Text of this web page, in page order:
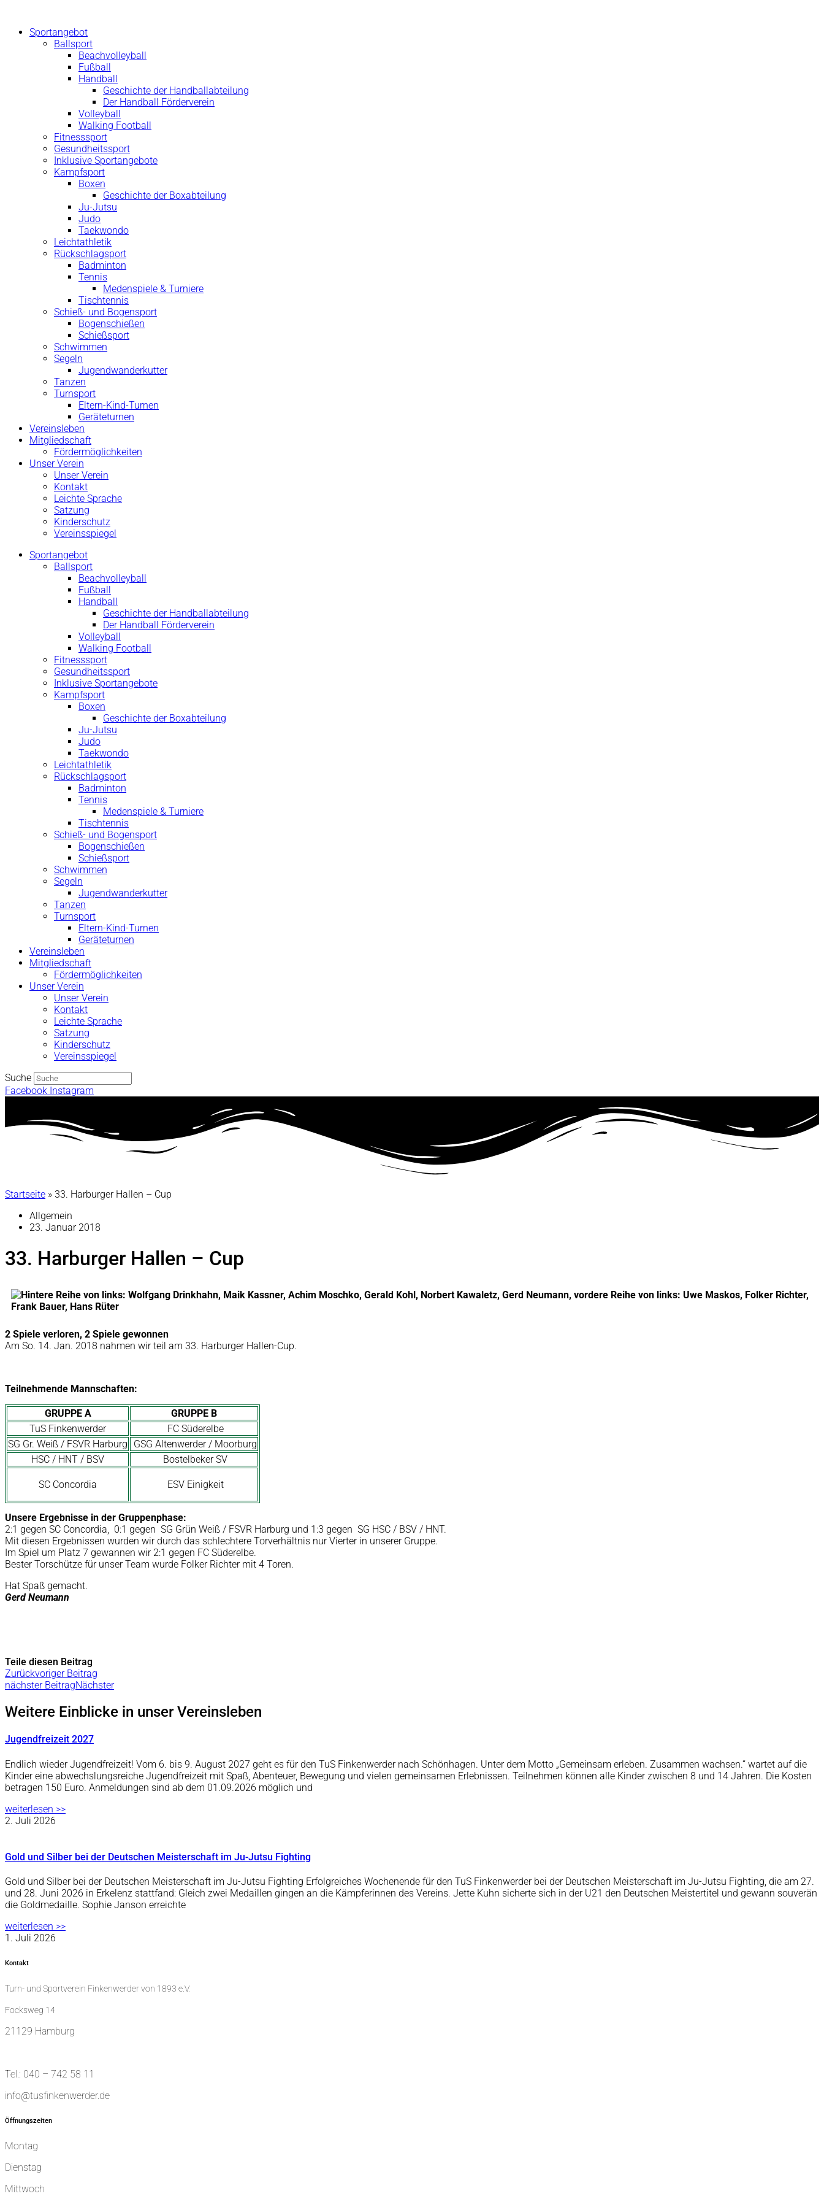
springenSportangebot
Ballsport
Beachvolleyball
Fußball
Handball
Geschichte der Handballabteilung
Der Handball Förderverein
Volleyball
Walking Football
Fitnesssport
Gesundheitssport
Inklusive Sportangebote
Kampfsport
Boxen
Geschichte der Boxabteilung
Ju-Jutsu
Judo
Taekwondo
Leichtathletik
Rückschlagsport
Badminton
Tennis
Medenspiele & Turniere
Tischtennis
Schieß- und Bogensport
Bogenschießen
Schießsport
Schwimmen
Segeln
Jugendwanderkutter
Tanzen
Turnsport
Eltern-Kind-Turnen
Geräteturnen
Vereinsleben
Mitgliedschaft
Fördermöglichkeiten
Unser Verein
Unser Verein
Kontakt
Leichte Sprache
Satzung
Kinderschutz
Vereinsspiegel
Sportangebot
Ballsport
Beachvolleyball
Fußball
Handball
Geschichte der Handballabteilung
Der Handball Förderverein
Volleyball
Walking Football
Fitnesssport
Gesundheitssport
Inklusive Sportangebote
Kampfsport
Boxen
Geschichte der Boxabteilung
Ju-Jutsu
Judo
Taekwondo
Leichtathletik
Rückschlagsport
Badminton
Tennis
Medenspiele & Turniere
Tischtennis
Schieß- und Bogensport
Bogenschießen
Schießsport
Schwimmen
Segeln
Jugendwanderkutter
Tanzen
Turnsport
Eltern-Kind-Turnen
Geräteturnen
Vereinsleben
Mitgliedschaft
Fördermöglichkeiten
Unser Verein
Unser Verein
Kontakt
Leichte Sprache
Satzung
Kinderschutz
Vereinsspiegel
Suche
Facebook Instagram
Startseite » 33. Harburger Hallen – Cup
Allgemein
23. Januar 2018
33. Harburger Hallen – Cup
2 Spiele verloren, 2 Spiele gewonnen
Am So. 14. Jan. 2018 nahmen wir teil am 33. Harburger Hallen-Cup.
Teilnehmende Mannschaften:
GRUPPE A
GRUPPE B
TuS Finkenwerder
FC Süderelbe
SG Gr. Weiß / FSVR Harburg
GSG Altenwerder / Moorburg
HSC / HNT / BSV
Bostelbeker SV
SC Concordia ESV Einigkeit
Unsere Ergebnisse in der Gruppenphase:
2:1 gegen SC Concordia, 0:1 gegen SG Grün Weiß / FSVR Harburg und 1:3 gegen SG HSC / BSV / HNT.
Mit diesen Ergebnissen wurden wir durch das schlechtere Torverhältnis nur Vierter in unserer Gruppe.
Im Spiel um Platz 7 gewannen wir 2:1 gegen FC Süderelbe.
Bester Torschütze für unser Team wurde Folker Richter mit 4 Toren.
Hat Spaß gemacht.
Gerd Neumann
Teile diesen Beitrag
Zurückvoriger Beitrag
nächster BeitragNächster
Weitere Einblicke in unser Vereinsleben
Jugendfreizeit 2027
Endlich wieder Jugendfreizeit! Vom 6. bis 9. August 2027 geht es für den TuS Finkenwerder nach Schönhagen. Unter dem Motto „Gemeinsam erleben. Zusammen wachsen.“ wartet auf die
Kinder eine abwechslungsreiche Jugendfreizeit mit Spaß, Abenteuer, Bewegung und vielen gemeinsamen Erlebnissen. Teilnehmen können alle Kinder zwischen 8 und 14 Jahren. Die Kosten
betragen 150 Euro. Anmeldungen sind ab dem 01.09.2026 möglich und
weiterlesen >>
2. Juli 2026
Gold und Silber bei der Deutschen Meisterschaft im Ju-Jutsu Fighting
Gold und Silber bei der Deutschen Meisterschaft im Ju-Jutsu Fighting Erfolgreiches Wochenende für den TuS Finkenwerder bei der Deutschen Meisterschaft im Ju-Jutsu Fighting, die am 27.
und 28. Juni 2026 in Erkelenz stattfand: Gleich zwei Medaillen gingen an die Kämpferinnen des Vereins. Jette Kuhn sicherte sich in der U21 den Deutschen Meistertitel und gewann souverän
die Goldmedaille. Sophie Janson erreichte
weiterlesen >>
1. Juli 2026
Kontakt
Turn- und Sportverein Finkenwerder von 1893 e.V.
Focksweg 14
21129 Hamburg
Tel.: 040 – 742 58 11
info@tusfinkenwerder.de
Öffnungszeiten
Montag
Dienstag
Mittwoch